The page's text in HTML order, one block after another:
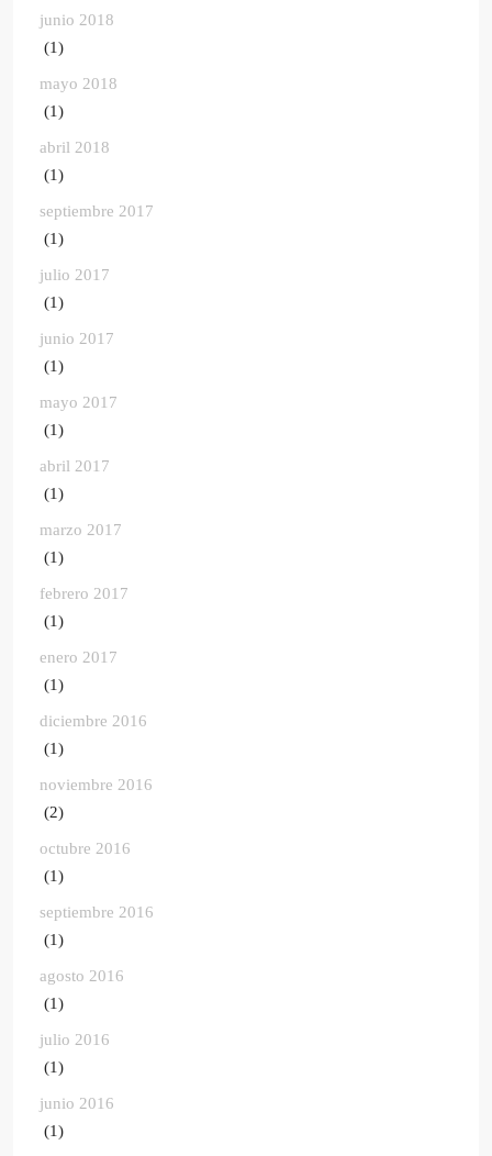
junio 2018
(1)
mayo 2018
(1)
abril 2018
(1)
septiembre 2017
(1)
julio 2017
(1)
junio 2017
(1)
mayo 2017
(1)
abril 2017
(1)
marzo 2017
(1)
febrero 2017
(1)
enero 2017
(1)
diciembre 2016
(1)
noviembre 2016
(2)
octubre 2016
(1)
septiembre 2016
(1)
agosto 2016
(1)
julio 2016
(1)
junio 2016
(1)